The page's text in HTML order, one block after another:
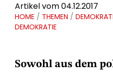
Artikel vom 04.12.2017
HOME / THEMEN /
DEMOKRATIE
Sowohl aus dem